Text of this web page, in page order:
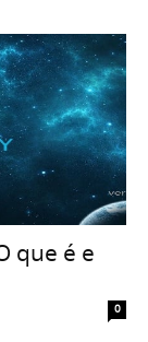
que é e
0